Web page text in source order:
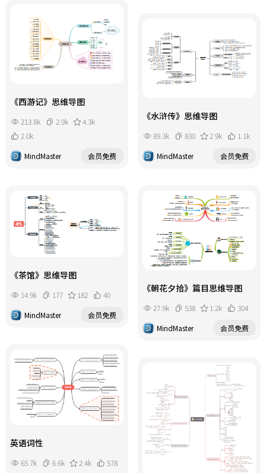
《西游记》思维导图
213.8k 2.9k
4.3k
2.0k
MindMaster
会员免费
《水浒传》思维导图
89.3k 830 2.9k
1.1k
MindMaster
会员免费
《茶馆》思维导图
14.9k 177 182
40
MindMaster
会员免费
《朝花夕拾》篇目思维导图
27.9k 538 1.2k
304
MindMaster
会员免费
英语词性
65.7k 6.6k 2.4k 578